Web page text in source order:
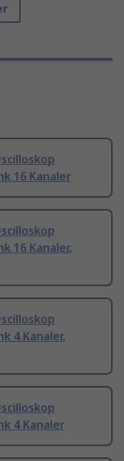
16 Kanaler
16 Kanaler,
4 Kanaler,
4 Kanaler